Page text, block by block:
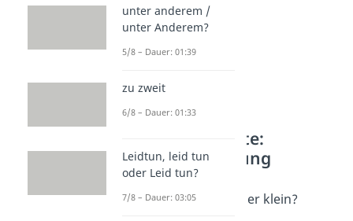
Weitere Inhalte:
Rechtschreibung
Formulierungen
ähnliches - groß oder klein?
unter anderem /
unter Anderem?
5/8 – Dauer: 01:39
zu zweit
6/8 – Dauer: 01:33
Leidtun, leid tun
oder Leid tun?
7/8 – Dauer: 03:05